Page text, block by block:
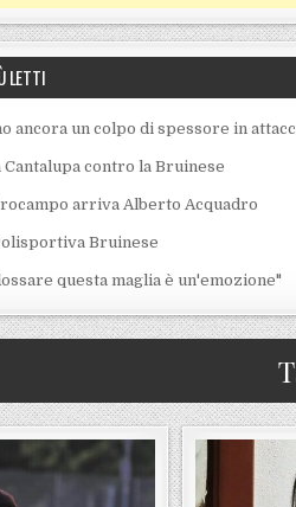
LETTI
ancora un colpo di spessore in
contro la Bruinese
arriva Alberto Acquadro
Bruinese
questa maglia è un'emozione"